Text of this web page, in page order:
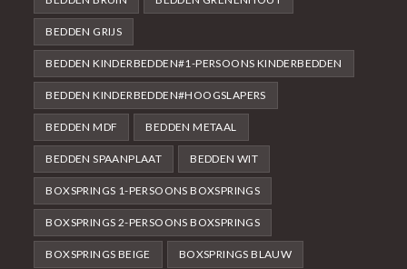
BEDDEN GRIJS
BEDDEN KINDERBEDDEN#1-PERSOONS KINDERBEDDEN
BEDDEN KINDERBEDDEN#HOOGSLAPERS
BEDDEN MDF BEDDEN METAAL
BEDDEN SPAANPLAAT BEDDEN WIT
BOXSPRINGS 1-PERSOONS BOXSPRINGS
BOXSPRINGS 2-PERSOONS BOXSPRINGS
BOXSPRINGS BEIGE BOXSPRINGS BLAUW